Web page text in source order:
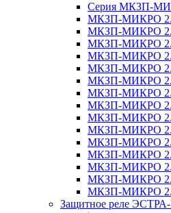
Серия МКЗП-
МКЗП-МИКРО
МКЗП-МИКРО
МКЗП-МИКРО
МКЗП-МИКРО
МКЗП-МИКРО
МКЗП-МИКРО
МКЗП-МИКРО
МКЗП-МИКРО
МКЗП-МИКРО
МКЗП-МИКРО
МКЗП-МИКРО
МКЗП-МИКРО
МКЗП-МИКРО
МКЗП-МИКРО
МКЗП-МИКРО
Защитное реле